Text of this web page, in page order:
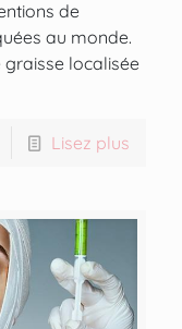
de
au monde.
localisée
Lisez plus